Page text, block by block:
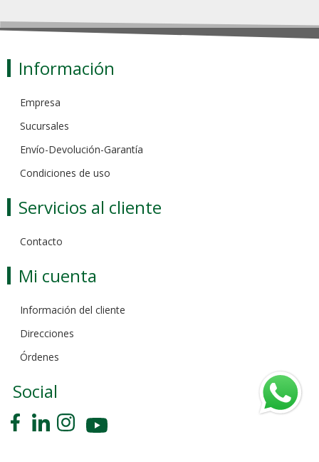
Información
Empresa
Sucursales
Envío-Devolución-Garantía
Condiciones de uso
Servicios al cliente
Contacto
Mi cuenta
Información del cliente
Direcciones
Órdenes
Social